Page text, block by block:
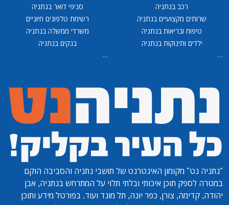
רכב בנתניה
שרותים מקצועיים בנתניה
טיפוח ובריאות בנתניה
ילדים ותינוקות בנתניה
...
סניפי דואר בנתניה
רשימת טלפונים חיוניים
משרדי ממשלה בנתניה
בנקים בנתניה
...
"נתניה נט" מקומון האינטרנט של תושבי נתניה והסביבה הוקם
במטרה לספק תוכן איכותי ובלתי תלוי על המתרחש בנתניה, אבן
יהודה, קדימה, צורן, כפר יונה, תל מונד ועוד. בפורטל מידע ותוכן